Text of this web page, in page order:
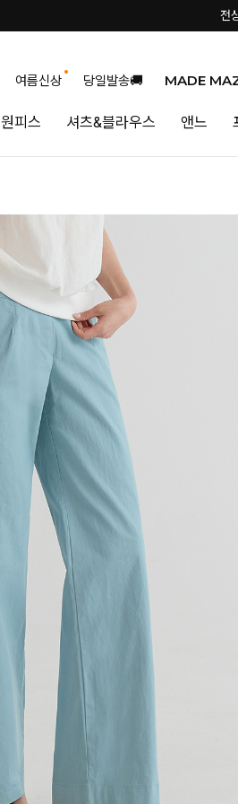
전
여름신상 당일발송🚚 MADE
원피스 셔츠&블라우스 앤느